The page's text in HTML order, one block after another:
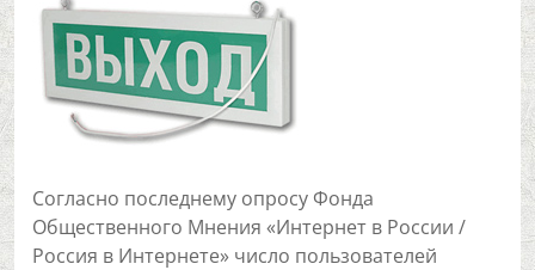
Согласно последнему опросу Фонда
Общественного Мнения «Интернет в России /
Россия в Интернете» число пользователей